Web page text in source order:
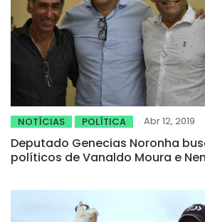
NOTÍCIAS POLÍTICA Abr 12, 2019
Deputado Genecias Noronha
políticos de Vanaldo Moura e